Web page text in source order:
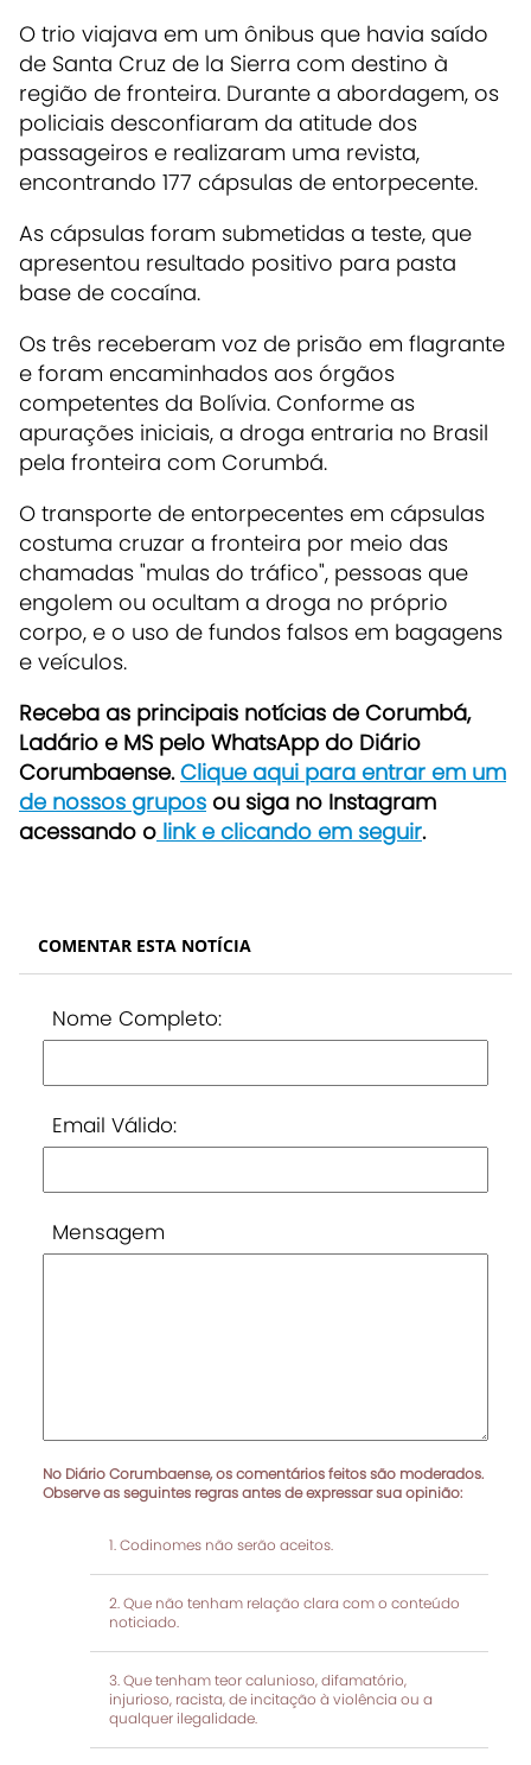
O trio viajava em um ônibus que havia saído
de Santa Cruz de la Sierra com destino à
região de fronteira. Durante a abordagem, os
policiais desconfiaram da atitude dos
passageiros e realizaram uma revista,
encontrando 177 cápsulas de entorpecente.
As cápsulas foram submetidas a teste, que
apresentou resultado positivo para pasta
base de cocaína.
Os três receberam voz de prisão em flagrante
e foram encaminhados aos órgãos
competentes da Bolívia. Conforme as
apurações iniciais, a droga entraria no Brasil
pela fronteira com Corumbá.
O transporte de entorpecentes em cápsulas
costuma cruzar a fronteira por meio das
chamadas "mulas do tráfico", pessoas que
engolem ou ocultam a droga no próprio
corpo, e o uso de fundos falsos em bagagens
e veículos.
Receba as principais notícias de Corumbá,
Ladário e MS pelo WhatsApp do Diário
Corumbaense.Clique aqui para entrar em um
de nossos grupos ou siga no Instagram
acessando o link e clicando em seguir.
COMENTAR ESTA NOTÍCIA
Nome Completo:
Email Válido:
Mensagem
No Diário Corumbaense, os comentários feitos são moderados.
Observe as seguintes regras antes de expressar sua opinião:
Codinomes não serão aceitos.
Que não tenham relação clara com o conteúdo
noticiado.
Que tenham teor calunioso, difamatório,
injurioso, racista, de incitação à violência ou a
qualquer ilegalidade.